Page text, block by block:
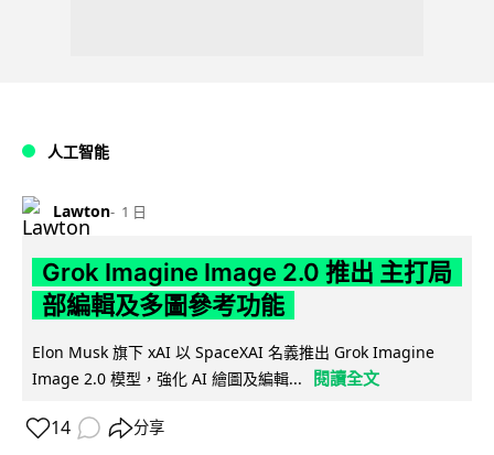
人工智能
Lawton 1 日
Grok Imagine Image 2.0 推出 主打局
部編輯及多圖參考功能
Elon Musk 旗下 xAI 以 SpaceXAI 名義推出 Grok Imagine
Image 2.0 模型，強化 AI 繪圖及編輯...
閱讀全文
14 分享